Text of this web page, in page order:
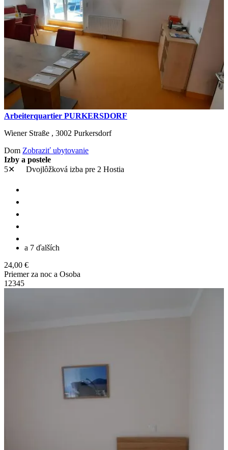
Arbeiterquartier PURKERSDORF
Wiener Straße , 3002 Purkersdorf
Dom Zobraziť ubytovanie
Izby a postele
5✕
Dvojlôžková izba pre 2 Hostia
a 7 ďalších
24,00 €
Priemer za noc a Osoba
1 2345